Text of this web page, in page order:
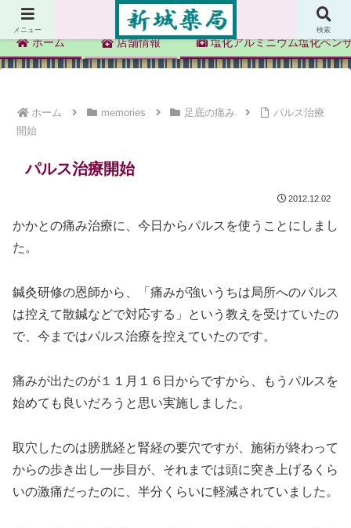
新城薬局
ホーム 店舗情報 塩化アルミニウム塩化ベン
ホーム memories 足底の痛み
パルス治療
開始
パルス治療開始
2012.12.02
かかとの痛み治療に、今日からパルスを使うことにしまし
た。
鍼灸研修の恩師から、「痛みが強いうちは局所へのパルス
は控えて散鍼などで対応する」という教えを受けていたの
で、今まではパルス治療を控えていたのです。
痛みが出たのが１１月１６日からですから、もうパルスを
始めても良いだろうと思い実施しました。
取穴したのは膀胱経と腎経の要穴ですが、施術が終わって
からの歩き出し一歩目が、それまでは頭に突き上げるくら
いの激痛だったのに、半分くらいに軽減されていました。
メニュー 検索